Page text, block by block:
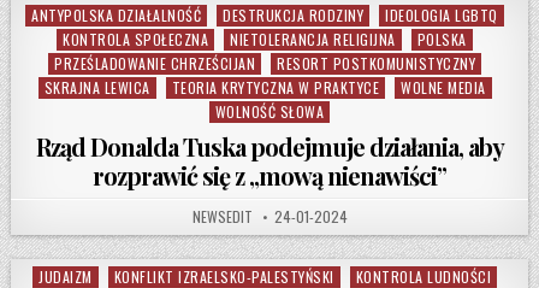
Posted in
ANTYPOLSKA DZIAŁALNOŚĆ DESTRUKCJA RODZINY
IDEOLOGIA LGBTQ
KONTROLA SPOŁECZNA
NIETOLERANCJA RELIGIJNA
POLSKA
PRZEŚLADOWANIE CHRZEŚCIJAN
RESORT POSTKOMUNISTYCZNY
SKRAJNA LEWICA
TEORIA KRYTYCZNA W PRAKTYCE
WOLNE MEDIA
WOLNOŚĆ SŁOWA
Rząd Donalda Tuska podejmuje działania, aby
rozprawić się z „mową nienawiści”
AUTHOR:
NEWSEDIT PUBLISHED DATE:
24-01-2024
Posted in
JUDAIZM KONFLIKT IZRAELSKO-PALESTYŃSKI
KONTROLA LUDNOŚCI